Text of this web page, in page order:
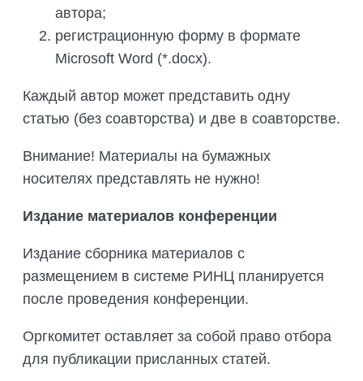
автора;
регистрационную форму в формате
Microsoft Word (*.docx).
Каждый автор может представить одну
статью (без соавторства) и две в соавторстве.
Внимание! Материалы на бумажных
носителях представлять не нужно!
Издание материалов конференции
Издание сборника материалов с
размещением в системе РИНЦ планируется
после проведения конференции.
Оргкомитет оставляет за собой право отбора
для публикации присланных статей.